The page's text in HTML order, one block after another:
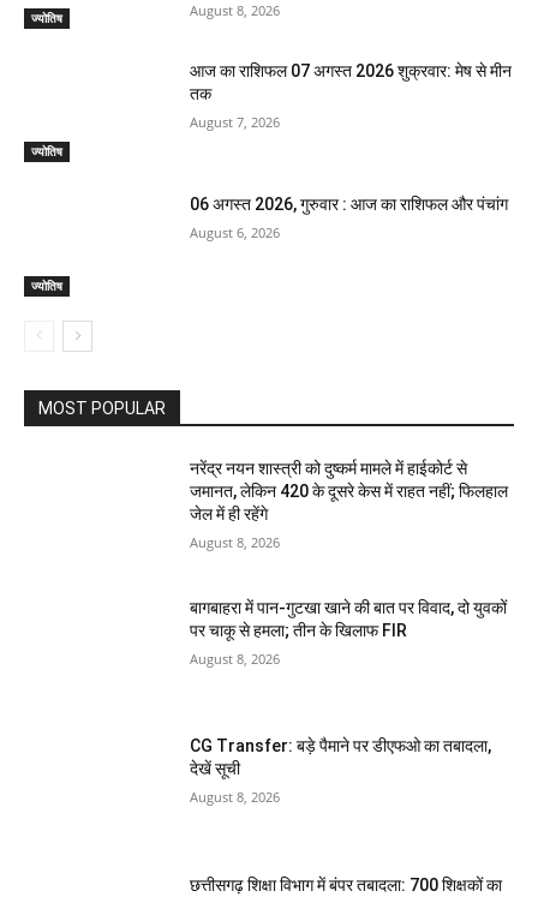
ज्योतिष August 8, 2026
ज्योतिष
आज का राशिफल 07 अगस्त 2026 शुक्रवार: मेष से मीन
तक
August 7, 2026
ज्योतिष
06 अगस्त 2026, गुरुवार : आज का राशिफल और पंचांग
August 6, 2026
MOST POPULAR
नरेंद्र नयन शास्त्री को दुष्कर्म मामले में हाईकोर्ट से
जमानत, लेकिन 420 के दूसरे केस में राहत नहीं; फिलहाल
जेल में ही रहेंगे
August 8, 2026
बागबाहरा में पान-गुटखा खाने की बात पर विवाद, दो युवकों
पर चाकू से हमला; तीन के खिलाफ FIR
August 8, 2026
CG Transfer: बड़े पैमाने पर डीएफओ का तबादला,
देखें सूची
August 8, 2026
छत्तीसगढ़ शिक्षा विभाग में बंपर तबादला: 700 शिक्षकों का